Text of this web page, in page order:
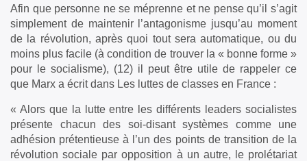
Afin que personne ne se méprenne et ne pense qu’il s’agit
simplement de maintenir l’antagonisme jusqu’au moment
de la révolution, après quoi tout sera automatique, ou du
moins plus facile (à condition de trouver la « bonne forme »
pour le socialisme), (12) il peut être utile de rappeler ce
que Marx a écrit dans Les luttes de classes en France :
« Alors que la lutte entre les différents leaders socialistes
présente chacun des soi-disant systèmes comme une
adhésion prétentieuse à l’un des points de transition de la
révolution sociale par opposition à un autre, le prolétariat